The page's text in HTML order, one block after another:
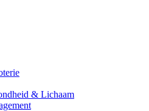
& Lichaam